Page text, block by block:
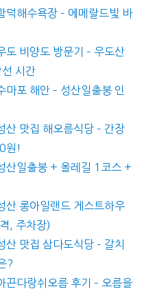
덕해수욕장 – 에메랄드빛 바
도 비양도 방문기 – 우도산
시간
마포 해안 – 성산일출봉 인
산 맛집 해오름식당 – 간장
원!
산일출봉 + 올레길 1코스 +
산 롱아일랜드 게스트하우
, 주차장)
맛집 삼다도식당 – 갈치
?
끈다랑쉬오름 후기 – 오름을